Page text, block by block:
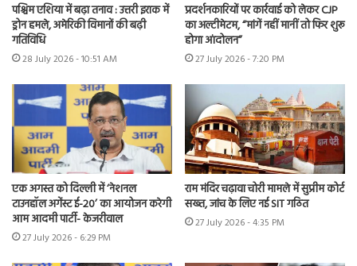
पश्चिम एशिया में बढ़ा तनाव : उत्तरी इराक में
ड्रोन हमले, अमेरिकी विमानों की बढ़ी
गतिविधि
28 July 2026 - 10:51 AM
प्रदर्शनकारियों पर कार्रवाई को लेकर CJP
का अल्टीमेटम, “मांगें नहीं मानीं तो फिर शुरू
होगा आंदोलन”
27 July 2026 - 7:20 PM
एक अगस्त को दिल्ली में ‘नेशनल
टाउनहॉल अगेंस्ट ई-20’ का आयोजन करेगी
आम आदमी पार्टी- केजरीवाल
27 July 2026 - 6:29 PM
राम मंदिर चढ़ावा चोरी मामले में सुप्रीम कोर्ट
सख्त, जांच के लिए नई SIT गठित
27 July 2026 - 4:35 PM